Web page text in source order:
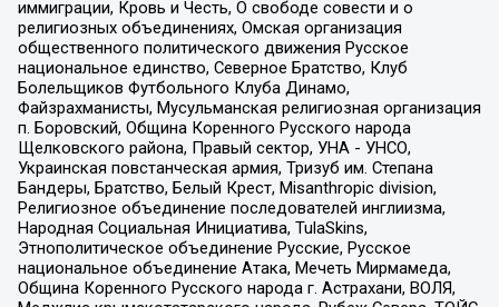
иммиграции, Кровь и Честь, О свободе совести и о
религиозных объединениях, Омская организация
общественного политического движения Русское
национальное единство, Северное Братство, Клуб
Болельщиков Футбольного Клуба Динамо,
Файзрахманисты, Мусульманская религиозная организация
п. Боровский, Община Коренного Русского народа
Щелковского района, Правый сектор, УНА - УНСО,
Украинская повстанческая армия, Тризуб им. Степана
Бандеры, Братство, Белый Крест, Misanthropic division,
Религиозное объединение последователей инглиизма,
Народная Социальная Инициатива, TulaSkins,
Этнополитическое объединение Русские, Русское
национальное объединение Атака, Мечеть Мирмамеда,
Община Коренного Русского народа г. Астрахани, ВОЛЯ,